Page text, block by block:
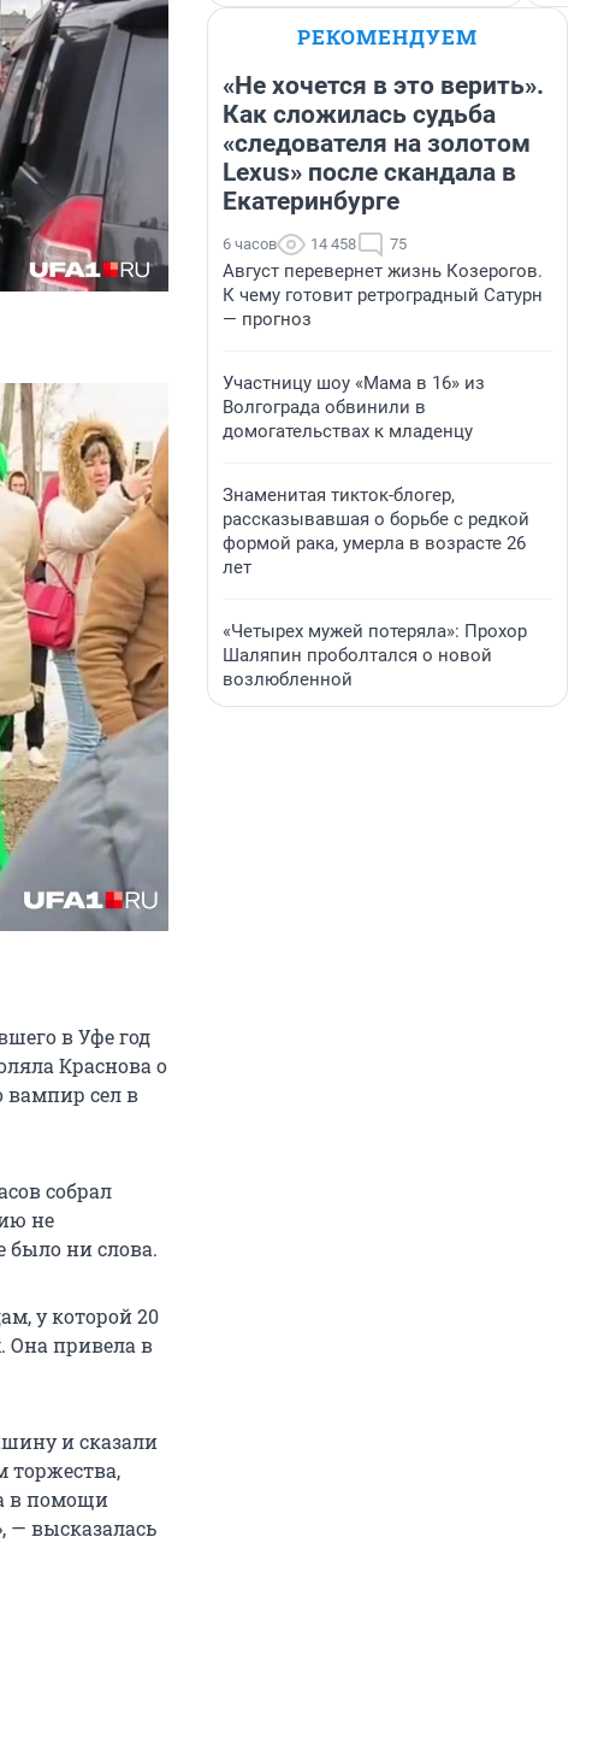
в Уфе год
Краснова о
вампир сел в
собрал
не
было ни слова.
у которой 20
Она привела в
и сказали
торжества,
в помощи
— высказалась
РЕКОМЕНДУЕМ
«Не хочется в это верить».
Как сложилась судьба
«следователя на золотом
Lexus» после скандала в
Екатеринбурге
6 часов 14 458 75
Август перевернет жизнь Козерогов.
К чему готовит ретроградный Сатурн
— прогноз
Участницу шоу «Мама в 16» из
Волгограда обвинили в
домогательствах к младенцу
Знаменитая тикток-блогер,
рассказывавшая о борьбе с редкой
формой рака, умерла в возрасте 26
лет
«Четырех мужей потеряла»: Прохор
Шаляпин проболтался о новой
возлюбленной